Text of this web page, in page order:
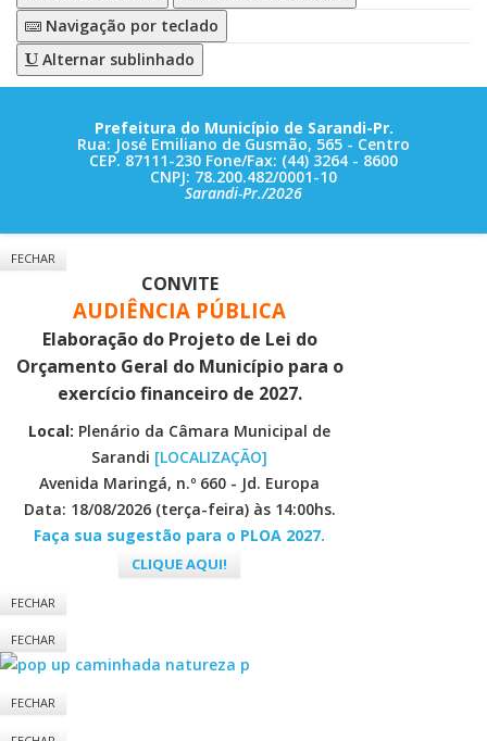
Navigação por teclado
Alternar sublinhado
Prefeitura do Município de Sarandi-Pr.
Rua: José Emiliano de Gusmão, 565 - Centro
CEP. 87111-230 Fone/Fax: (44) 3264 - 8600
CNPJ: 78.200.482/0001-10
Sarandi-Pr./2026
FECHAR
CONVITE
AUDIÊNCIA PÚBLICA
Elaboração do Projeto de Lei do
Orçamento Geral do Município para o
exercício financeiro de 2027.
Local: Plenário da Câmara Municipal de
Sarandi [LOCALIZAÇÃO]
Avenida Maringá, n.º 660 - Jd. Europa
Data: 18/08/2026 (terça-feira) às 14:00hs.
Faça sua sugestão para o PLOA 2027.
CLIQUE AQUI!
FECHAR
FECHAR
FECHAR